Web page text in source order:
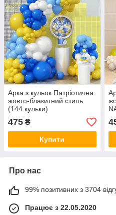
Арка з кульок Патріотична
жовто-блакитний стиль
(144 кульки)
475 ₴
Купити
Про нас
99% позитивних з 3704
Працює з 22.05.2020